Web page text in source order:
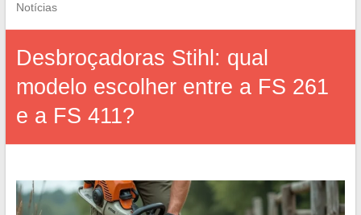
Notícias
Desbroçadoras Stihl: qual
modelo escolher entre a FS 261
e a FS 411?